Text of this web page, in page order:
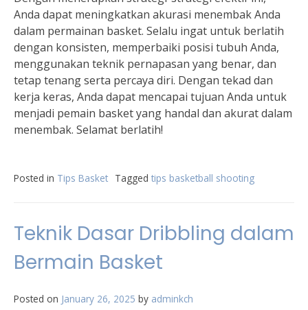
Anda dapat meningkatkan akurasi menembak Anda
dalam permainan basket. Selalu ingat untuk berlatih
dengan konsisten, memperbaiki posisi tubuh Anda,
menggunakan teknik pernapasan yang benar, dan
tetap tenang serta percaya diri. Dengan tekad dan
kerja keras, Anda dapat mencapai tujuan Anda untuk
menjadi pemain basket yang handal dan akurat dalam
menembak. Selamat berlatih!
Posted in Tips Basket Tagged tips basketball shooting
Teknik Dasar Dribbling dalam
Bermain Basket
Posted on January 26, 2025 by adminkch